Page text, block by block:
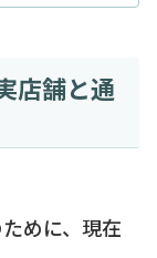
店舗と通
めに、現在